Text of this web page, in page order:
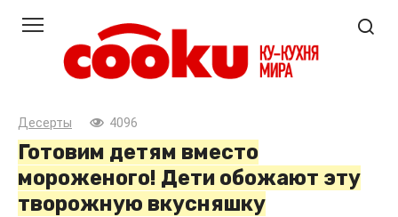
контенту
Десерты 4096
Готовим детям вместо
мороженого! Дети обожают эту
творожную вкусняшку